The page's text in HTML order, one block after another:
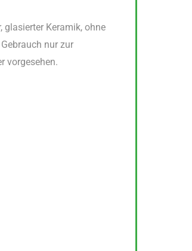
glasierter Keramik, ohne
nur zur
vorgesehen.